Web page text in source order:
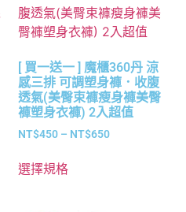
[ 買一送一 ] 魔櫃360丹 涼
感三排 可調塑身褲．收腹
透氣(美臀束褲瘦身褲美臀
褲塑身衣褲) 2入超值
NT$450 – NT$650
選擇規格